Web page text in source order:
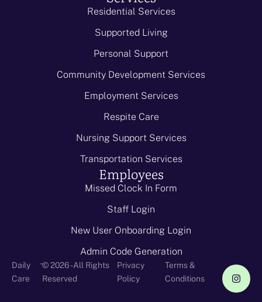
Residential Services
Supported Living
Personal Support
Community Development Services
Employment Services
Respite Care
Nursing Support Services
Transportation Services
Employees
Missed Clock In Form
Staff Login
New User Onboarding Login
Admin Code Generation
Daily
Care
-© 2026 - All Rights
Reserved
Privacy
Policy
Terms &
Conditions